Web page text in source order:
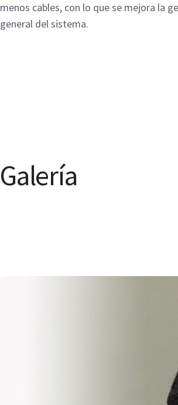
menos cables, con lo que se mejora la
general del sistema.
Galería